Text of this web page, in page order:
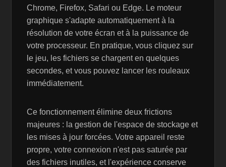
Chrome, Firefox, Safari ou Edge. Le moteur
graphique s'adapte automatiquement à la
résolution de votre écran et à la puissance de
votre processeur. En pratique, vous cliquez sur
le jeu, les fichiers se chargent en quelques
secondes, et vous pouvez lancer les rouleaux
immédiatement.
Ce fonctionnement élimine deux frictions
majeures : la gestion de l'espace de stockage et
les mises à jour forcées. Votre appareil reste
propre, votre connexion n'est pas saturée par
des fichiers inutiles, et l'expérience conserve